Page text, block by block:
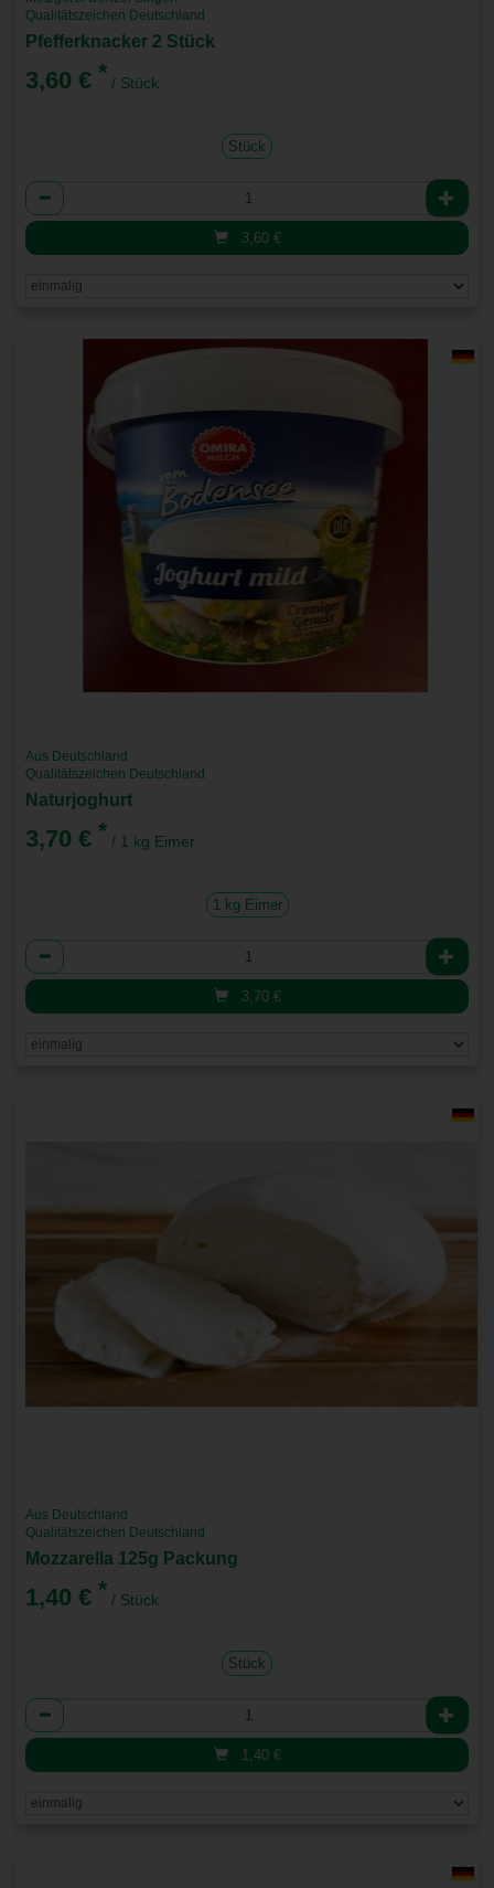
Qualitätszeichen Deutschland
Pfefferknacker 2 Stück
3,60 € * / Stück
Stück
Anzahl
3,60 €
Aus Deutschland
Qualitätszeichen Deutschland
Naturjoghurt
3,70 € * / 1 kg Eimer
1 kg Eimer
Anzahl
3,70 €
Aus Deutschland
Qualitätszeichen Deutschland
Mozzarella 125g Packung
1,40 € * / Stück
Stück
Anzahl
1,40 €